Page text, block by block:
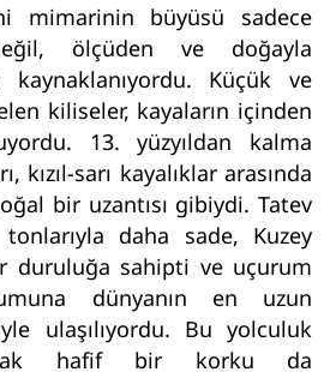
mimarinin büyüsü sadece
ölçüden ve doğayla
Küçük ve
kiliseler, kayaların içinden
13. yüzyıldan kalma
kızıl-sarı kayalıklar arasında
bir uzantısı gibiydi. Tatev
daha sade, Kuzey
duruluğa sahipti ve uçurum
dünyanın en uzun
ulaşılıyordu. Bu yolculuk
hafif bir korku da